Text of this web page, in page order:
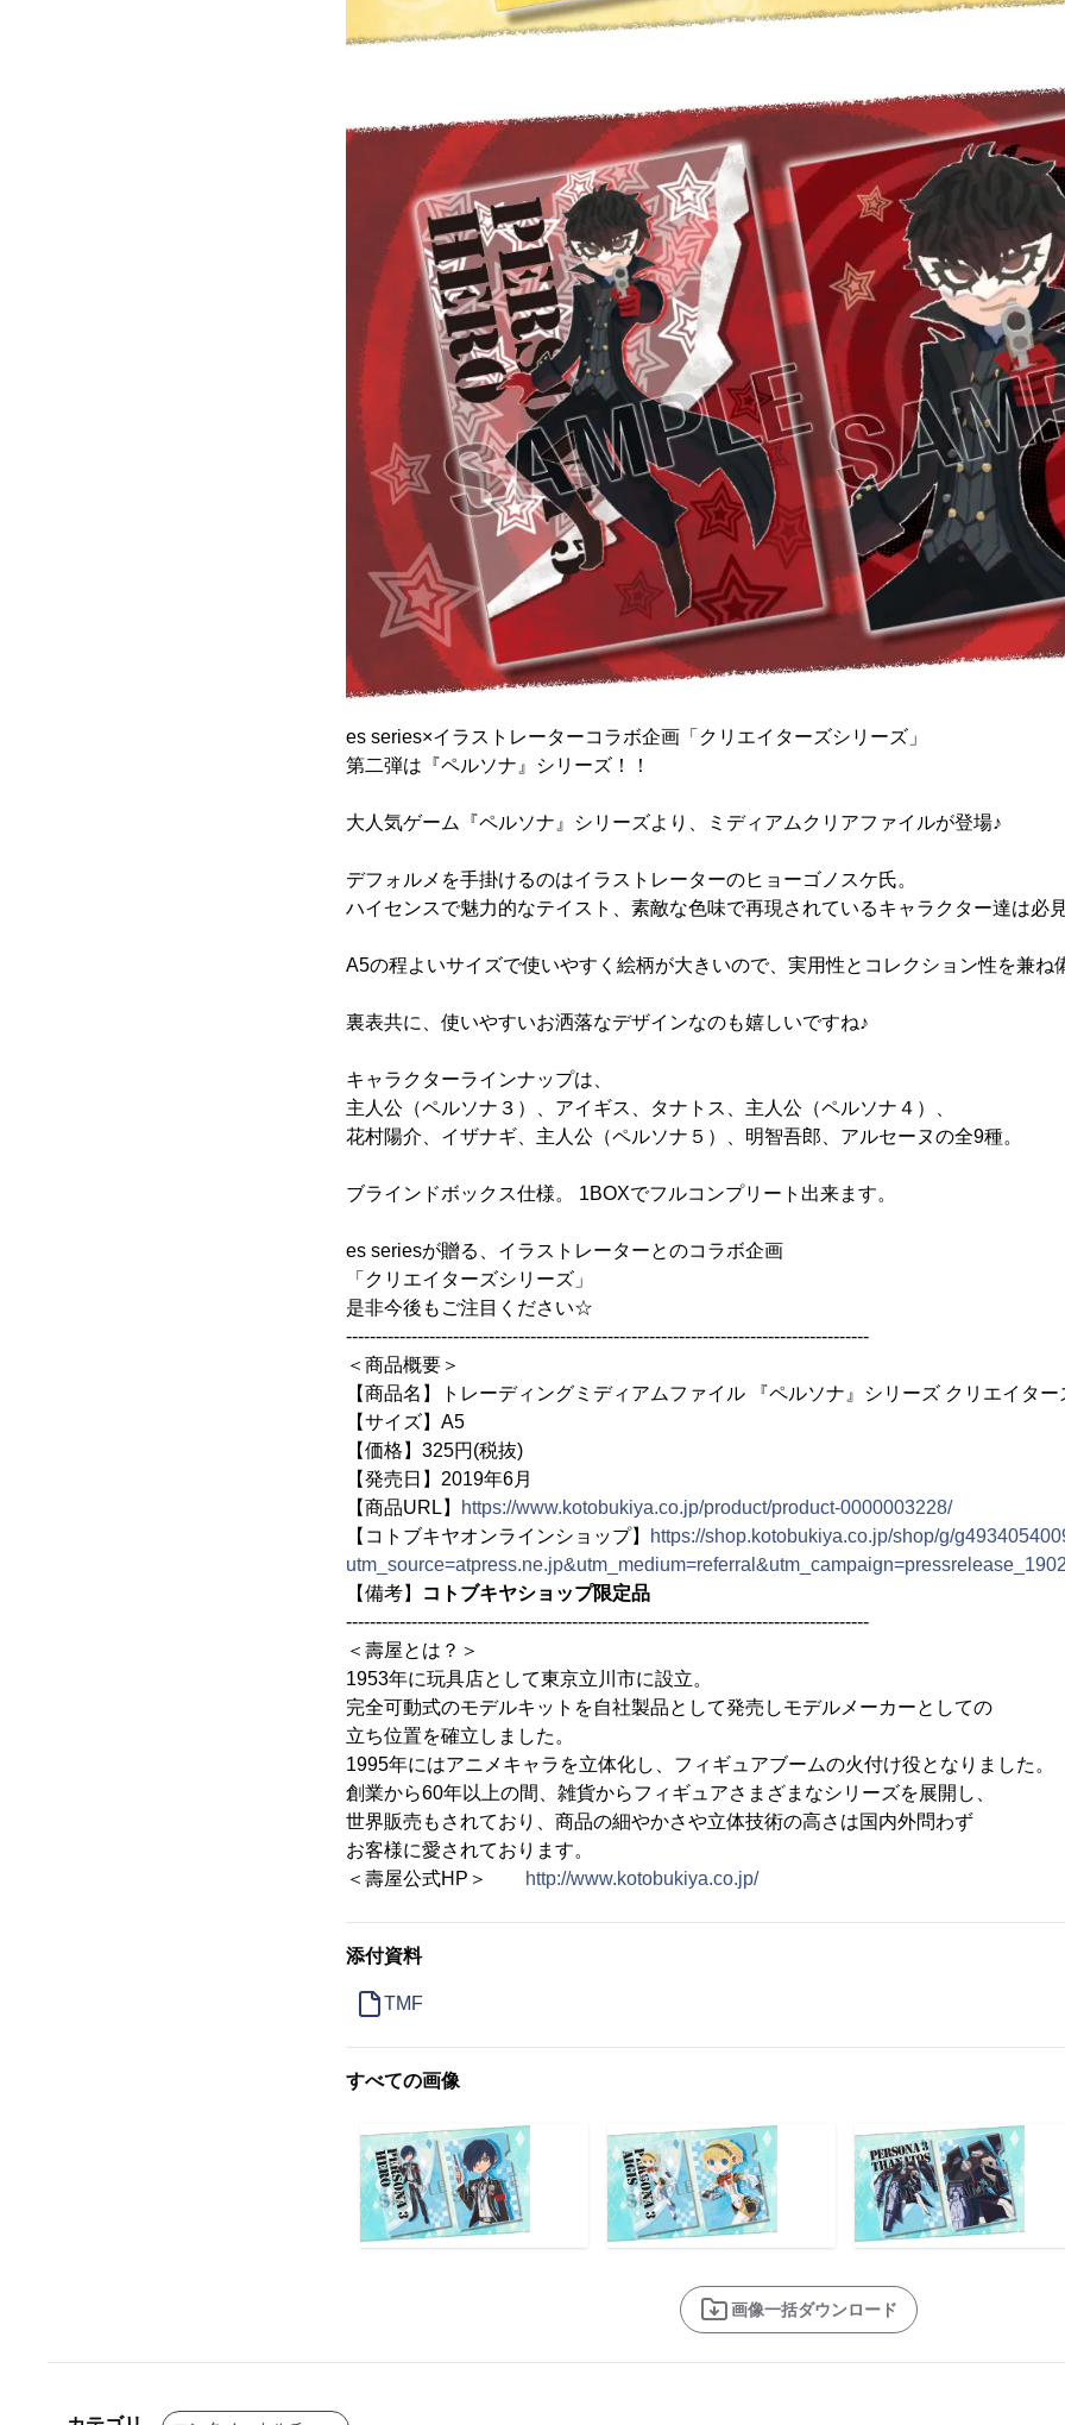
es series×イラストレーターコラボ企画「クリエイターズシリーズ」
第二弾は『ペルソナ』シリーズ！！
大人気ゲーム『ペルソナ』シリーズより、ミディアムクリアファイルが登場♪
デフォルメを手掛けるのはイラストレーターのヒョーゴノスケ氏。
ハイセンスで魅力的なテイスト、素敵な色味で再現されているキャラクター達は必
A5の程よいサイズで使いやすく絵柄が大きいので、実用性とコレクション性を兼ね
裏表共に、使いやすいお洒落なデザインなのも嬉しいですね♪
キャラクターラインナップは、
主人公（ペルソナ３）、アイギス、タナトス、主人公（ペルソナ４）、
花村陽介、イザナギ、主人公（ペルソナ５）、明智吾郎、アルセーヌの全9種。
ブラインドボックス仕様。 1BOXでフルコンプリート出来ます。
es seriesが贈る、イラストレーターとのコラボ企画
「クリエイターズシリーズ」
是非今後もご注目ください☆
----------------------------------------------------------------------------------------
＜商品概要＞
【商品名】トレーディングミディアムファイル 『ペルソナ』シリーズ クリエイター
【サイズ】A5
【価格】325円(税抜)
【発売日】2019年6月
【商品URL】
https://www.kotobukiya.co.jp/product/product-0000003228/
【コトブキヤオンラインショップ】
https://shop.kotobukiya.co.jp/shop/g/
【備考】
コトブキヤショップ限定品
----------------------------------------------------------------------------------------
＜壽屋とは？＞
1953年に玩具店として東京立川市に設立。
完全可動式のモデルキットを自社製品として発売しモデルメーカーとしての
立ち位置を確立しました。
1995年にはアニメキャラを立体化し、フィギュアブームの火付け役となりました。
創業から60年以上の間、雑貨からフィギュアさまざまなシリーズを展開し、
世界販売もされており、商品の細やかさや立体技術の高さは国内外問わず
お客様に愛されております。
＜壽屋公式HP＞
http://www.kotobukiya.co.jp/
添付資料
TMF
すべての画像
画像一括ダウンロード